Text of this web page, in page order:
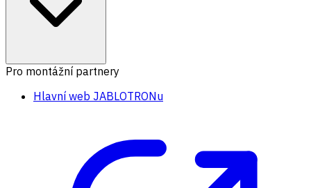
Pro montážní partnery
Hlavní web JABLOTRONu